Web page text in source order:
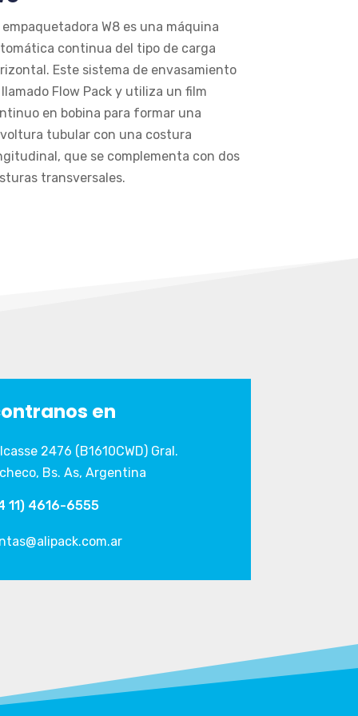
empaquetadora W8 es una máquina
continua del tipo de carga
Este sistema de envasamiento
llamado Flow Pack y utiliza un film
en bobina para formar una
tubular con una costura
que se complementa con dos
transversales.
en
2476 (B1610CWD) Gral.
Bs. As, Argentina
11) 4616-6555